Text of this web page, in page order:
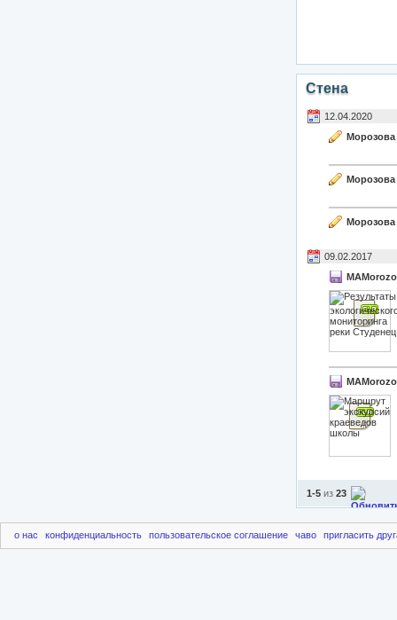
Стена
12.04.2020
09.02.2017
1-5 из 23
о нас конфиденциальность пользовательское соглашение чаво пригласить